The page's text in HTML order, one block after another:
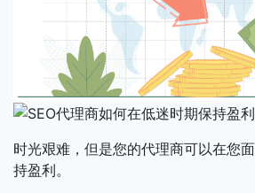
时光艰难，但是您的代理商可以在您
持盈利。